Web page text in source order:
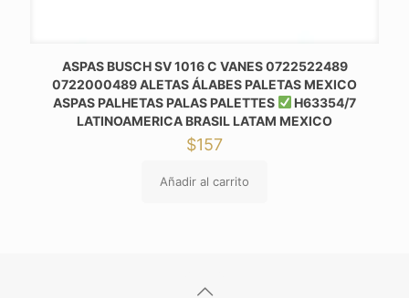
ASPAS BUSCH SV 1016 C VANES 0722522489
0722000489 ALETAS ÁLABES PALETAS MEXICO
ASPAS PALHETAS PALAS PALETTES
H63354/7
LATINOAMERICA BRASIL LATAM MEXICO
$157
Añadir al carrito